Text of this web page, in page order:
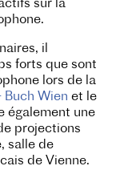
sur la
il
forts que sont
lors de la
Buch Wien et le
également une
projections
salle de
de Vienne.